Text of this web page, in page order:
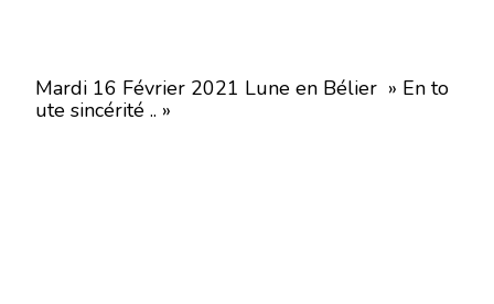
Mardi 16 Février 2021 Lune en Bélier » En to
ute sincérité .. »